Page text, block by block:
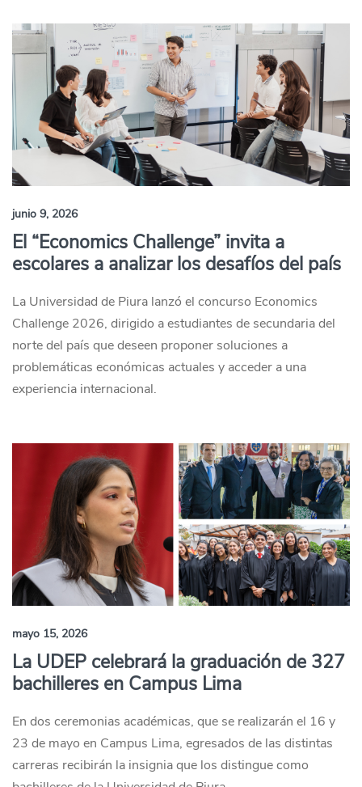
junio 9, 2026
El “Economics Challenge” invita a
escolares a analizar los desafíos del país
La Universidad de Piura lanzó el concurso Economics
Challenge 2026, dirigido a estudiantes de secundaria del
norte del país que deseen proponer soluciones a
problemáticas económicas actuales y acceder a una
experiencia internacional.
mayo 15, 2026
La UDEP celebrará la graduación de 327
bachilleres en Campus Lima
En dos ceremonias académicas, que se realizarán el 16 y
23 de mayo en Campus Lima, egresados de las distintas
carreras recibirán la insignia que los distingue como